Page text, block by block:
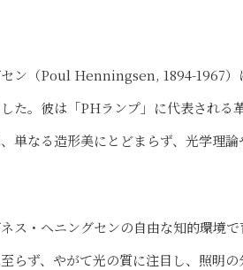
ン（Poul Henningsen, 1894-1967）
た。彼は「PHランプ」に代表され
単なる造形美にとどまらず、光学理
ス・ヘニングセンの自由な知的環境
らず、やがて光の質に注目し、照明